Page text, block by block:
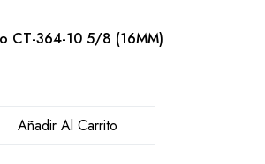
CT-364-10 5/8 (16MM)
Añadir Al Carrito